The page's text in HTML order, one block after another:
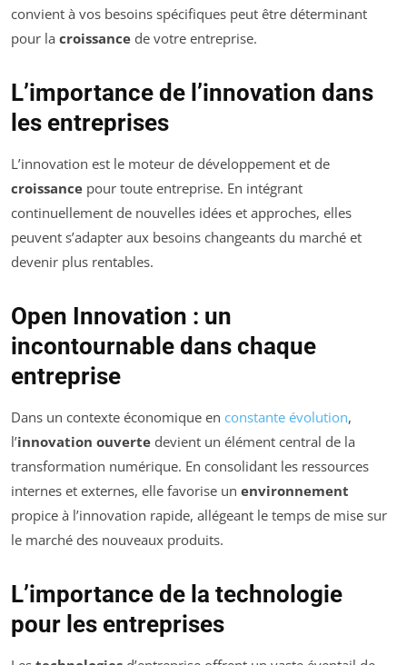
convient à vos besoins spécifiques peut être déterminant
pour la croissance de votre entreprise.
L’importance de l’innovation dans
les entreprises
L’innovation est le moteur de développement et de
croissance pour toute entreprise. En intégrant
continuellement de nouvelles idées et approches, elles
peuvent s’adapter aux besoins changeants du marché et
devenir plus rentables.
Open Innovation : un
incontournable dans chaque
entreprise
Dans un contexte économique en constante évolution,
l’innovation ouverte devient un élément central de la
transformation numérique. En consolidant les ressources
internes et externes, elle favorise un environnement
propice à l’innovation rapide, allégeant le temps de mise sur
le marché des nouveaux produits.
L’importance de la technologie
pour les entreprises